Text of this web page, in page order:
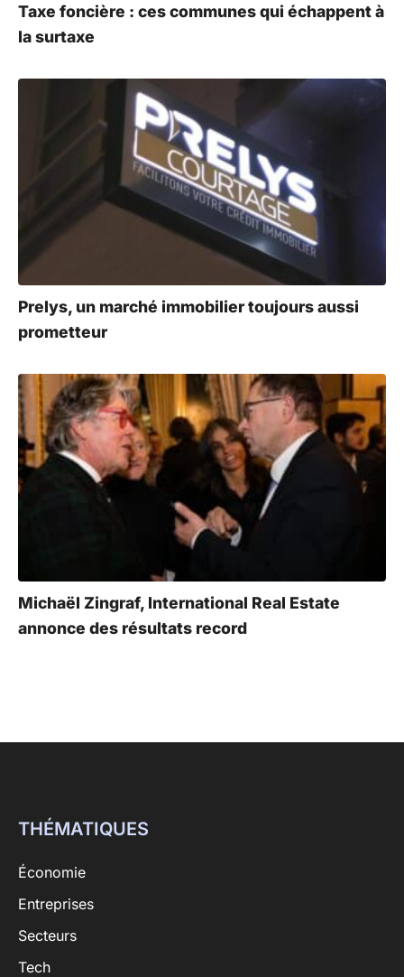
Taxe foncière : ces communes qui échappent à
la surtaxe
Prelys, un marché immobilier toujours aussi
prometteur
Michaël Zingraf, International Real Estate
annonce des résultats record
THÉMATIQUES
Économie
Entreprises
Secteurs
Tech